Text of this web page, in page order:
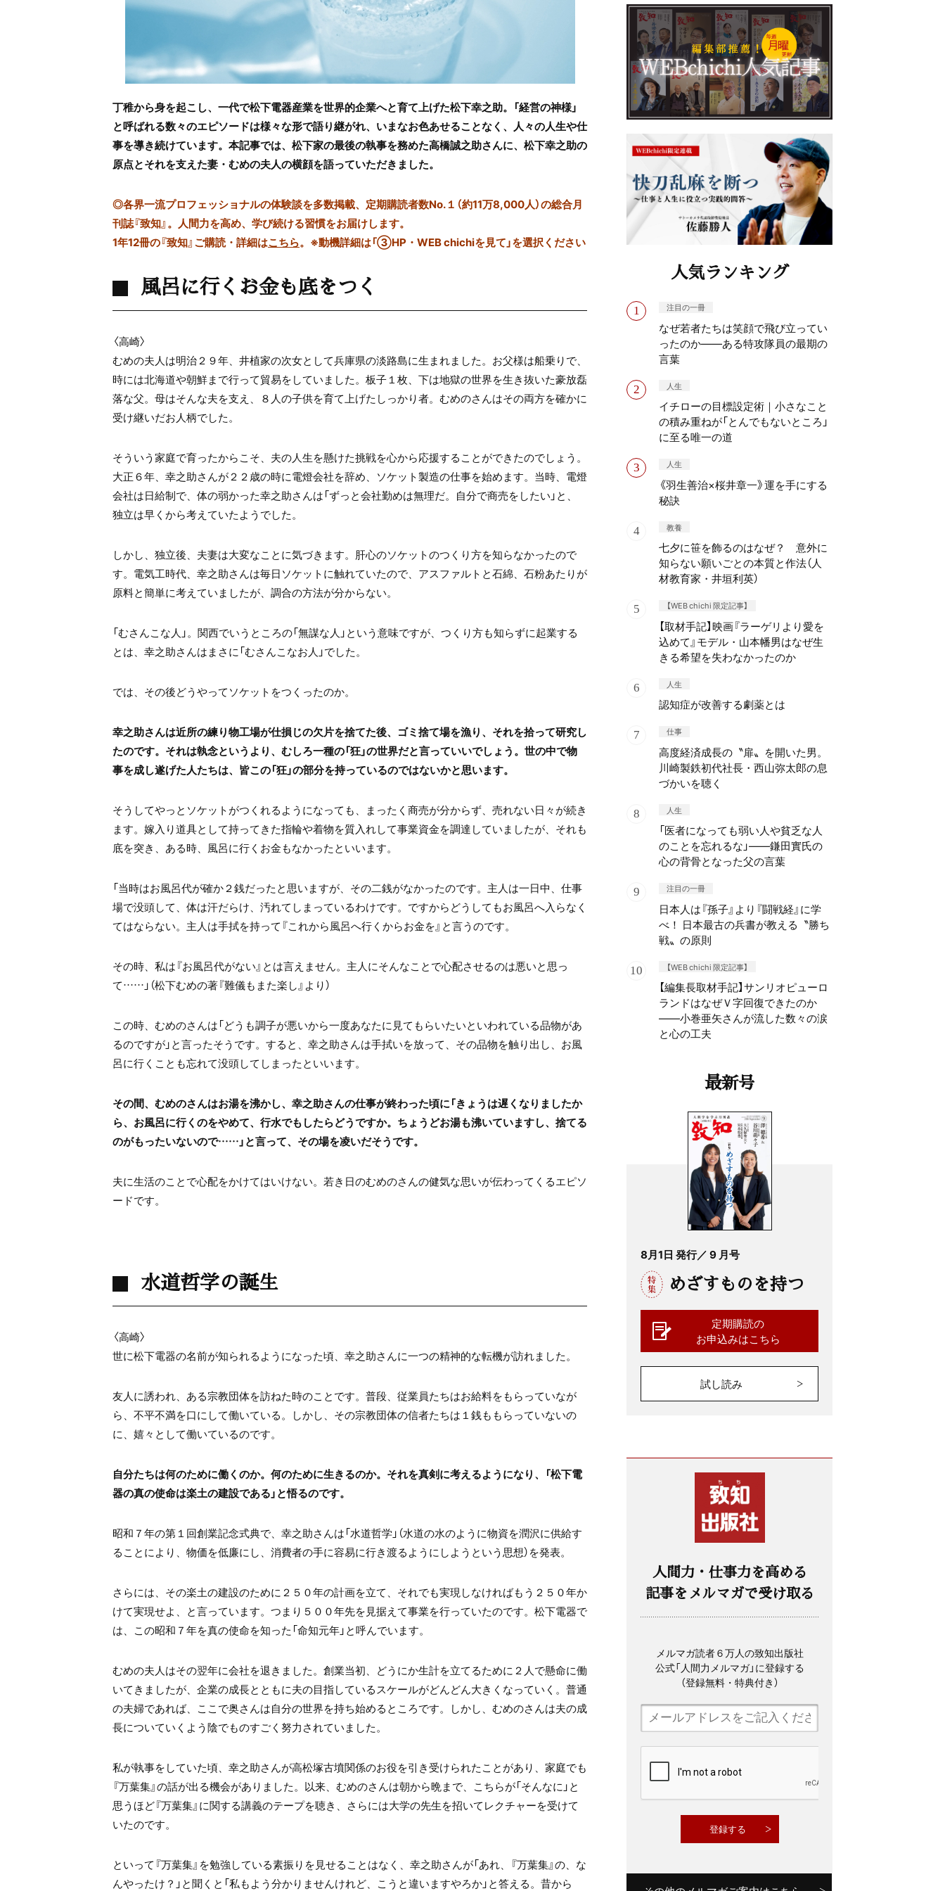
丁稚から身を起こし、一代で松下電器産業を世界的企業へと育て上げた松下幸之助。「経営の神様」
と呼ばれる数々のエピソードは様々な形で語り継がれ、いまなお色あせることなく、人々の人生や仕
事を導き続けています。本記事では、松下家の最後の執事を務めた高橋誠之助さんに、松下幸之助の
原点とそれを支えた妻・むめの夫人の横顔を語っていただきました。
◎各界一流プロフェッショナルの体験談を多数掲載、定期購読者数No.１（約11万8,000人）の総合月
刊誌『致知』。人間力を高め、学び続ける習慣をお届けします。
1年12冊の『致知』ご購読・詳細はこちら。 ※動機詳細は「③HP・WEB chichiを見て」を選択ください
風呂に行くお金も底をつく
〈高崎〉
むめの夫人は明治２９年、井植家の次女として兵庫県の淡路島に生まれました。お父様は船乗りで、
時には北海道や朝鮮まで行って貿易をしていました。板子１枚、下は地獄の世界を生き抜いた豪放磊
落な父。母はそんな夫を支え、８人の子供を育て上げたしっかり者。むめのさんはその両方を確かに
受け継いだお人柄でした。
そういう家庭で育ったからこそ、夫の人生を懸けた挑戦を心から応援することができたのでしょう。
大正６年、幸之助さんが２２歳の時に電燈会社を辞め、ソケット製造の仕事を始めます。当時、電燈
会社は日給制で、体の弱かった幸之助さんは「ずっと会社勤めは無理だ。自分で商売をしたい」と、
独立は早くから考えていたようでした。
しかし、独立後、夫妻は大変なことに気づきます。肝心のソケットのつくり方を知らなかったので
す。電気工時代、幸之助さんは毎日ソケットに触れていたので、アスファルトと石綿、石粉あたりが
原料と簡単に考えていましたが、調合の方法が分からない。
「むさんこな人」。関西でいうところの「無謀な人」という意味ですが、つくり方も知らずに起業する
とは、幸之助さんはまさに「むさんこなお人」でした。
では、その後どうやってソケットをつくったのか。
幸之助さんは近所の練り物工場が仕損じの欠片を捨てた後、ゴミ捨て場を漁り、それを拾って研究し
たのです。それは執念というより、むしろ一種の「狂」の世界だと言っていいでしょう。世の中で物
事を成し遂げた人たちは、皆この「狂」の部分を持っているのではないかと思います。
そうしてやっとソケットがつくれるようになっても、まったく商売が分からず、売れない日々が続き
ます。嫁入り道具として持ってきた指輪や着物を質入れして事業資金を調達していましたが、それも
底を突き、ある時、風呂に行くお金もなかったといいます。
「当時はお風呂代が確か２銭だったと思いますが、その二銭がなかったのです。主人は一日中、仕事
場で没頭して、体は汗だらけ、汚れてしまっているわけです。ですからどうしてもお風呂へ入らなく
てはならない。主人は手拭を持って『これから風呂へ行くからお金を』と言うのです。
その時、私は『お風呂代がない』とは言えません。主人にそんなことで心配させるのは悪いと思っ
て……」（松下むめの著『難儀もまた楽し』より）
この時、むめのさんは「どうも調子が悪いから一度あなたに見てもらいたいといわれている品物があ
るのですが」と言ったそうです。すると、幸之助さんは手拭いを放って、その品物を触り出し、お風
呂に行くことも忘れて没頭してしまったといいます。
その間、むめのさんはお湯を沸かし、幸之助さんの仕事が終わった頃に「きょうは遅くなりましたか
ら、お風呂に行くのをやめて、行水でもしたらどうですか。ちょうどお湯も沸いていますし、捨てる
のがもったいないので……」と言って、その場を凌いだそうです。
夫に生活のことで心配をかけてはいけない。若き日のむめのさんの健気な思いが伝わってくるエピソ
ードです。
水道哲学の誕生
〈高崎〉
世に松下電器の名前が知られるようになった頃、幸之助さんに一つの精神的な転機が訪れました。
友人に誘われ、ある宗教団体を訪ねた時のことです。普段、従業員たちはお給料をもらっていなが
ら、不平不満を口にして働いている。しかし、その宗教団体の信者たちは１銭ももらっていないの
に、嬉々として働いているのです。
自分たちは何のために働くのか。何のために生きるのか。それを真剣に考えるようになり、「松下電
器の真の使命は楽土の建設である」と悟るのです。
昭和７年の第１回創業記念式典で、幸之助さんは「水道哲学」（水道の水のように物資を潤沢に供給す
ることにより、物価を低廉にし、消費者の手に容易に行き渡るようにしようという思想）を発表。
さらには、その楽土の建設のために２５０年の計画を立て、それでも実現しなければもう２５０年か
けて実現せよ、と言っています。つまり５００年先を見据えて事業を行っていたのです。松下電器で
は、この昭和７年を真の使命を知った「命知元年」と呼んでいます。
むめの夫人はその翌年に会社を退きました。創業当初、どうにか生計を立てるために２人で懸命に働
いてきましたが、企業の成長とともに夫の目指しているスケールがどんどん大きくなっていく。普通
の夫婦であれば、ここで奥さんは自分の世界を持ち始めるところです。しかし、むめのさんは夫の成
長についていくよう陰でものすごく努力されていました。
私が執事をしていた頃、幸之助さんが高松塚古墳関係のお役を引き受けられたことがあり、家庭でも
『万葉集』の話が出る機会がありました。以来、むめのさんは朝から晩まで、こちらが「そんなに」と
思うほど『万葉集』に関する講義のテープを聴き、さらには大学の先生を招いてレクチャーを受けて
いたのです。
といって『万葉集』を勉強している素振りを見せることはなく、幸之助さんが「あれ、『万葉集』の、な
んやったけ？」と聞くと「私もよう分かりませんけれど、こうと違いますやろか」と答える。昔から
人気ランキング
注目の一冊
なぜ若者たちは笑顔で飛び立ってい
ったのか——ある特攻隊員の最期の
言葉
人生
イチローの目標設定術｜小さなこと
の積み重ねが「とんでもないところ」
に至る唯一の道
人生
《羽生善治×桜井章一》運を手にする
秘訣
教養
七夕に笹を飾るのはなぜ？ 意外に
知らない願いごとの本質と作法（人
材教育家・井垣利英）
【WEB chichi 限定記事】
【取材手記】映画『ラーゲリより愛を
込めて』モデル・山本幡男はなぜ生
きる希望を失わなかったのか
人生
認知症が改善する劇薬とは
仕事
高度経済成長の〝扉〟を開いた男。
川崎製鉄初代社長・西山弥太郎の息
づかいを聴く
人生
「医者になっても弱い人や貧乏な人
のことを忘れるな」——鎌田實氏の
心の背骨となった父の言葉
注目の一冊
日本人は『孫子』より『闘戦経』に学
べ！ 日本最古の兵書が教える〝勝ち
戦〟の原則
【WEB chichi 限定記事】
【編集長取材手記】サンリオピューロ
ランドはなぜＶ字回復できたのか
——小巻亜矢さんが流した数々の涙
と心の工夫
最新号
8月1日 発行／ 9 月号
めざすものを持つ
定期購読の
お申込みはこちら
試し読み
人間力・仕事力を高める
記事をメルマガで受け取る
メルマガ読者６万人の致知出版社
公式「人間力メルマガ」に登録する
（登録無料・特典付き）